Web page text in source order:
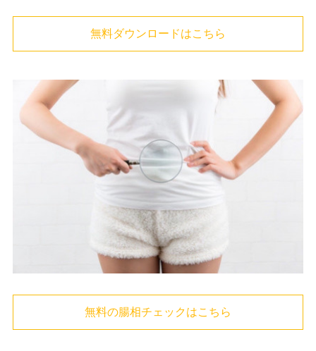
無料ダウンロードはこちら
無料の腸相チェックはこちら